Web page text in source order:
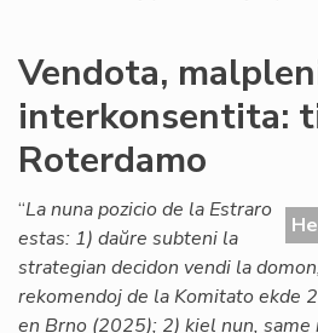
Vendota,
interkonsentita:
Roterdamo
“La nuna pozicio de la Estraro
estas: 1) daŭre subteni la
strategian decidon vendi la
rekomendoj de la Komitato ekde
en Brno (2025); 2) kiel nun,